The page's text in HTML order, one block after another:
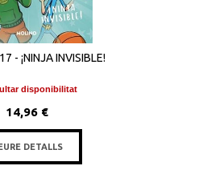
- ¡NINJA INVISIBLE!
disponibilitat
14,96 €
DETALLS